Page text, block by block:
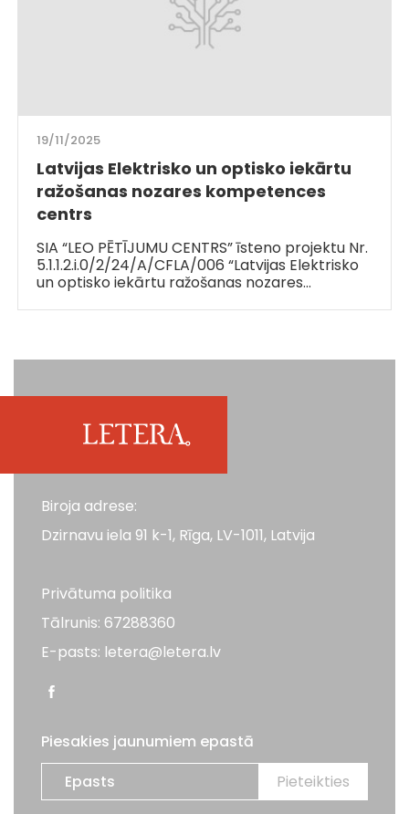
19/11/2025
Latvijas Elektrisko un optisko iekārtu
ražošanas nozares kompetences
centrs
SIA “LEO PĒTĪJUMU CENTRS” īsteno projektu Nr.
5.1.1.2.i.0/2/24/A/CFLA/006 “Latvijas Elektrisko
un optisko iekārtu ražošanas nozares…
Biroja adrese:
Dzirnavu iela 91 k-1, Rīga, LV-1011, Latvija
Privātuma politika
Tālrunis: 67288360
E-pasts: letera@letera.lv
Piesakies jaunumiem epastā